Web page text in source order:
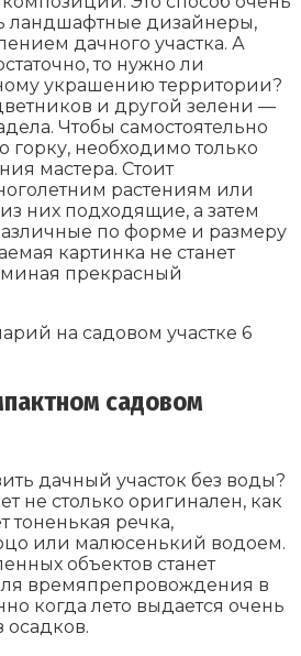
ландшафтные дизайнеры,
дачного участка. А
то нужно ли
украшению территории?
и другой зелени —
Чтобы самостоятельно
горку, необходимо только
мастера. Стоит
растениям или
них подходящие, а затем
по форме и размеру
картинка не станет
прекрасный
на садовом участке 6
садовом
дачный участок без воды?
не столько оригинален, как
тоненькая речка,
или малюсенький водоем.
объектов станет
времяпрепровождения в
когда лето выдается очень
осадков.